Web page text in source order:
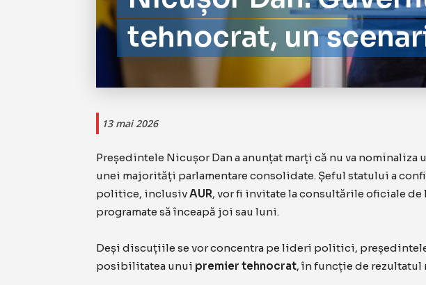
tehnocrat, un
13 mai 2026
Președintele Nicușor Dan a anunțat marți că nu va
unei majorități parlamentare consolidate. Șeful statului a
politice, inclusivAUR, vor fi invitate la consultările oficiale de
programate să înceapă joi sau luni.
Deși discuțiile se vor concentra pe lideri politici,
posibilitatea unui premier tehnocrat, în funcție de